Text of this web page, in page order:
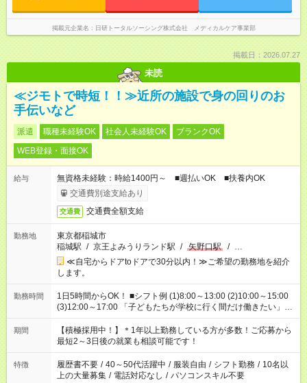
掲載元企業名 日研トータルソーシング株式会社 メディカルケア事業部
掲載日：2026.07.27
未読
≪ジモトで時短！！≫近所の施設で身の回りのお
手伝いなど
派遣 職種未経験OK 社会人未経験OK
ブランクOK
WEB登録・面接OK
給与
無資格未経験：時給1400円～ ■週払いOK ■扶養内OK
交通費別途支給あり
交通費 交通費全額支給
勤務地
東京都稲城市
稲城駅 / 京王よみうりランド駅 / 矢野口駅 / …
≪自宅からドアtoドアで30分以内！≫ご希望の勤務地を紹介
します。
勤務時間
1日5時間からOK！ ■シフト例 (1)8:00～13:00 (2)10:00～15:00
(3)12:00～17:00 「子どもたちが学校に行く間だけ働きたい」
「余裕を持って夕飯の準備がしたい」 「午前中は働いて、午後
はプライベートの時間にしたい」 など、ご希望を教えてくださ
いね。 ※Wワーク希望の方へ 今ご覧のお仕事で希望する勤務時
間と、もう1つのお仕事の勤務時間。 合計で週40時間を超える
場合は応募できません。
期間
【積極採用中！】＊1年以上勤務している方が多数！ご応募から
最短2～3日後の就業も相談可能です！
特徴 履歴書不要 / 40～50代活躍中 / 服装自由 / シフト勤務 / 10名以
上の大量募集 / 電話対応なし / パソコンスキル不要